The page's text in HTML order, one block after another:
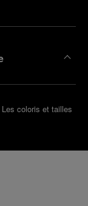
coloris et tailles